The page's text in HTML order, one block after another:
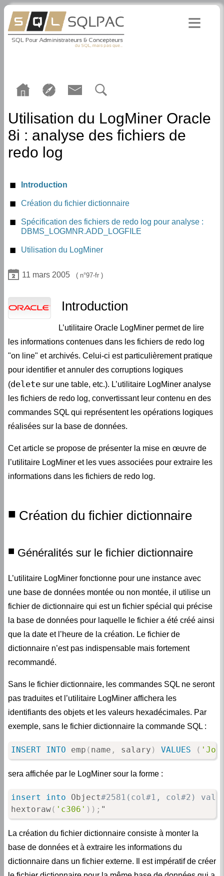
Utilisation du LogMiner Oracle
8i : analyse des fichiers de
redo log
Introduction
Création du fichier dictionnaire
Généralités sur le fichier dictionnaire
DBMS_LOGMNR_D.BUILD
avec Oracle 8.1.7.0 / 8.1.7.1
Spécification des fichiers de redo log pour analyse :
DBMS_LOGMNR.ADD_LOGFILE
Création d’une nouvelle liste de fichiers de redo log
Vue V$LOGMNR_LOGS
Utilisation du LogMiner
DBMS_LOGMNR.START_LOGMNR
Recherche par intervalles de temps :
Recherche par intervalles de SCN (System
Change Number) : STARTSCN et ENDSCN
Vues V$LOGMNR_DICTIONARY et
V$LOGMNR_PARAMETERS
V$LOGMNR_CONTENTS
Généralités sur la vue V$LOGMNR_CONTENTS
Restrictions pour Oracle 8i
Exemple pratique
Arrêt du LogMiner
11 mars 2005 97-fr
Introduction
L’utilitaire Oracle LogMiner permet de lire
les informations contenues dans les fichiers de redo log
"on line" et archivés. Celui-ci est particulièrement pratique
pour identifier et annuler des corruptions logiques
(delete sur une table, etc.). L’utilitaire LogMiner analyse
les fichiers de redo log, convertissant leur contenu en des
commandes SQL qui représentent les opérations logiques
réalisées sur la base de données.
Cet article se propose de présenter la mise en œuvre de
l’utilitaire LogMiner et les vues associées pour extraire les
informations dans les fichiers de redo log.
Création du fichier dictionnaire
Généralités sur le fichier dictionnaire
L’utilitaire LogMiner fonctionne pour une instance avec
une base de données montée ou non montée, il utilise un
fichier de dictionnaire qui est un fichier spécial qui précise
la base de données pour laquelle le fichier a été créé ainsi
que la date et l’heure de la création. Le fichier de
dictionnaire n’est pas indispensable mais fortement
recommandé.
Sans le fichier dictionnaire, les commandes SQL ne seront
pas traduites et l’utilitaire LogMiner affichera les
identifiants des objets et les valeurs hexadécimales. Par
exemple, sans le fichier dictionnaire la commande SQL :
INSERT INTO emp ( name , salary ) VALUES (
sera affichée par le LogMiner sour la forme :
insert into Object#2581(col#1, col#2)
hextoraw( 'c306' ) ) ; "
La création du fichier dictionnaire consiste à monter la
base de données et à extraire les informations du
dictionnaire dans un fichier externe. Il est impératif de créer